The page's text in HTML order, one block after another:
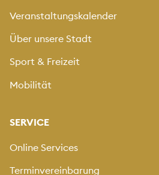
Veranstaltungskalender
Über unsere Stadt
Sport & Freizeit
Mobilität
SERVICE
Online Services
Terminvereinbarung